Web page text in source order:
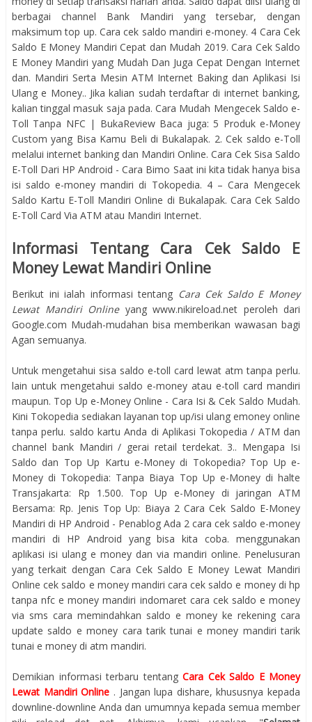
berbagai channel Bank Mandiri yang tersebar, dengan
maksimum top up. Cara cek saldo mandiri e-money. 4 Cara Cek
Saldo E Money Mandiri Cepat dan Mudah 2019. Cara Cek Saldo
E Money Mandiri yang Mudah Dan Juga Cepat Dengan Internet
dan. Mandiri Serta Mesin ATM Internet Baking dan Aplikasi Isi
Ulang e Money.. Jika kalian sudah terdaftar di internet banking,
kalian tinggal masuk saja pada. Cara Mudah Mengecek Saldo e-
Toll Tanpa NFC | BukaReview Baca juga: 5 Produk e-Money
Custom yang Bisa Kamu Beli di Bukalapak. 2. Cek saldo e-Toll
melalui internet banking dan Mandiri Online. Cara Cek Sisa Saldo
E-Toll Dari HP Android - Cara Bimo Saat ini kita tidak hanya bisa
isi saldo e-money mandiri di Tokopedia. 4 – Cara Mengecek
Saldo Kartu E-Toll Mandiri Online di Bukalapak. Cara Cek Saldo
E-Toll Card Via ATM atau Mandiri Internet.
Informasi Tentang Cara Cek Saldo E
Money Lewat Mandiri Online
Berikut ini ialah informasi tentang Cara Cek Saldo E Money
Lewat Mandiri Online yang www.nikireload.net peroleh dari
Google.com Mudah-mudahan bisa memberikan wawasan bagi
Agan semuanya.
Untuk mengetahui sisa saldo e-toll card lewat atm tanpa perlu.
lain untuk mengetahui saldo e-money atau e-toll card mandiri
maupun. Top Up e-Money Online - Cara Isi & Cek Saldo Mudah.
Kini Tokopedia sediakan layanan top up/isi ulang emoney online
tanpa perlu. saldo kartu Anda di Aplikasi Tokopedia / ATM dan
channel bank Mandiri / gerai retail terdekat. 3.. Mengapa Isi
Saldo dan Top Up Kartu e-Money di Tokopedia? Top Up e-
Money di Tokopedia‎: ‎Tanpa Biaya Top Up e-Money di halte
Transjakarta‎: ‎Rp 1.500. Top Up e-Money di jaringan ATM
Bersama‎: ‎Rp. Jenis Top Up‎: ‎Biaya 2 Cara Cek Saldo E-Money
Mandiri di HP Android - Penablog Ada 2 cara cek saldo e-money
mandiri di HP Android yang bisa kita coba. menggunakan
aplikasi isi ulang e money dan via mandiri online. Penelusuran
yang terkait dengan Cara Cek Saldo E Money Lewat Mandiri
Online cek saldo e money mandiri cara cek saldo e money di hp
tanpa nfc e money mandiri indomaret cara cek saldo e money
via sms cara memindahkan saldo e money ke rekening cara
update saldo e money cara tarik tunai e money mandiri tarik
tunai e money di atm mandiri.
Demikian informasi terbaru tentang Cara Cek Saldo E Money
Lewat Mandiri Online . Jangan lupa dishare, khususnya kepada
downline-downline Anda dan umumnya kepada semua member